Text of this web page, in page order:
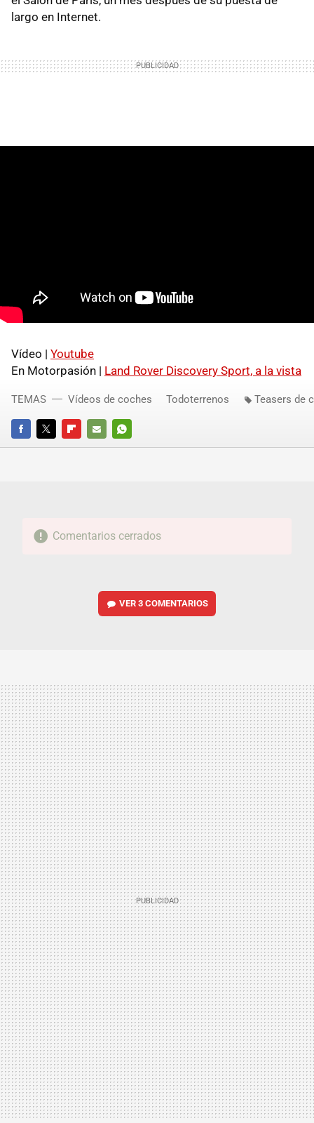
largo en Internet.
Vídeo | Youtube
En Motorpasión | Land Rover Discovery Sport, a la vista
FACEBOOKTWITTERFLIPBOARD
E-
WHATSAPP
TEMAS Vídeos de coches Todoterrenos Teasers de
Comentarios cerrados
VER3 COMENTARIOS